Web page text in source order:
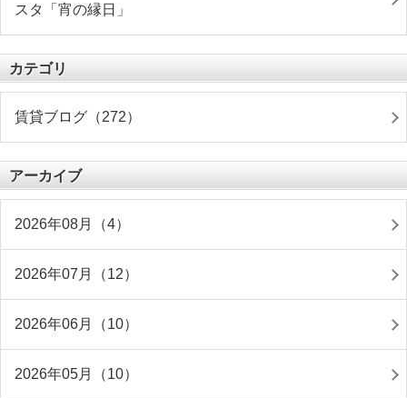
スタ「宵の縁日」
カテゴリ
賃貸ブログ（272）
アーカイブ
2026年08月（4）
2026年07月（12）
2026年06月（10）
2026年05月（10）